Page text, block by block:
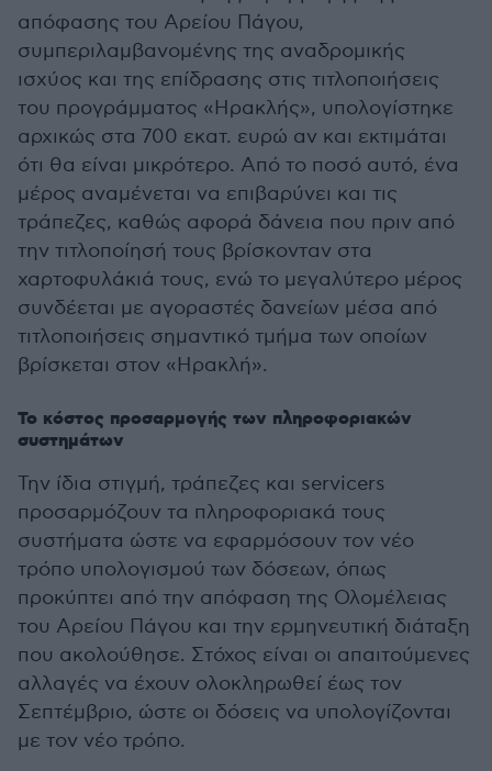
απόφασης του Αρείου Πάγου,
συμπεριλαμβανομένης της αναδρομικής
ισχύος και της επίδρασης στις τιτλοποιήσεις
του προγράμματος «Ηρακλής», υπολογίστηκε
αρχικώς στα 700 εκατ. ευρώ αν και εκτιμάται
ότι θα είναι μικρότερο. Από το ποσό αυτό, ένα
μέρος αναμένεται να επιβαρύνει και τις
τράπεζες, καθώς αφορά δάνεια που πριν από
την τιτλοποίησή τους βρίσκονταν στα
χαρτοφυλάκιά τους, ενώ το μεγαλύτερο μέρος
συνδέεται με αγοραστές δανείων μέσα από
τιτλοποιήσεις σημαντικό τμήμα των οποίων
βρίσκεται στον «Ηρακλή».
Το κόστος προσαρμογής των πληροφοριακών
συστημάτων
Την ίδια στιγμή, τράπεζες και servicers
προσαρμόζουν τα πληροφοριακά τους
συστήματα ώστε να εφαρμόσουν τον νέο
τρόπο υπολογισμού των δόσεων, όπως
προκύπτει από την απόφαση της Ολομέλειας
του Αρείου Πάγου και την ερμηνευτική διάταξη
που ακολούθησε. Στόχος είναι οι απαιτούμενες
αλλαγές να έχουν ολοκληρωθεί έως τον
Σεπτέμβριο, ώστε οι δόσεις να υπολογίζονται
με τον νέο τρόπο.